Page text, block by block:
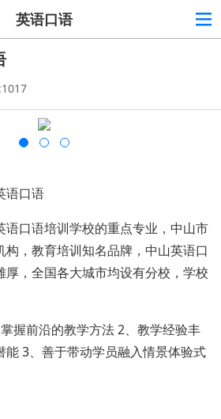
英语口语
语口语
语口语培训学校的重点专业，中山市
，教育培训知名品牌，中山英语口
厚，全国各大城市均设有分校，学校
握前沿的教学方法 2、教学经验丰
能 3、善于带动学员融入情景体验式